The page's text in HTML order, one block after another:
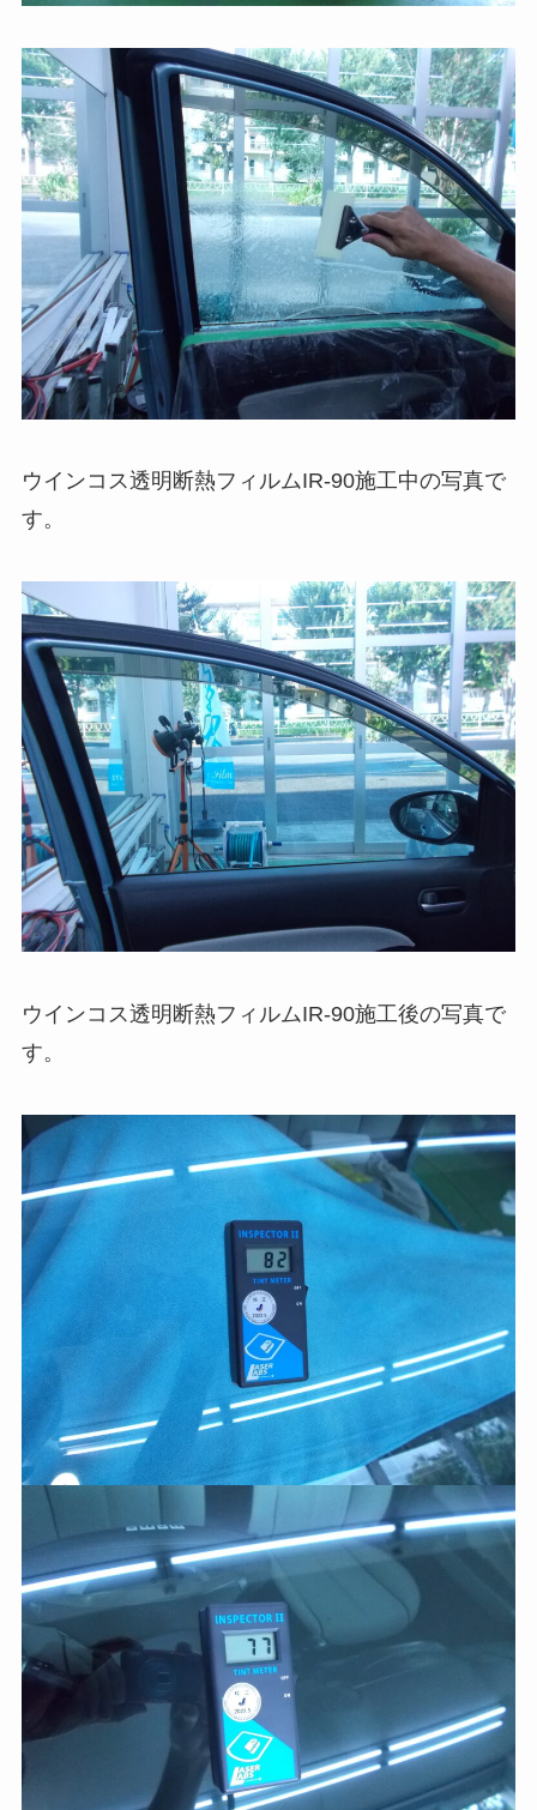
ウインコス透明断熱フィルムIR-90施工中の写真で
す。
ウインコス透明断熱フィルムIR-90施工後の写真で
す。